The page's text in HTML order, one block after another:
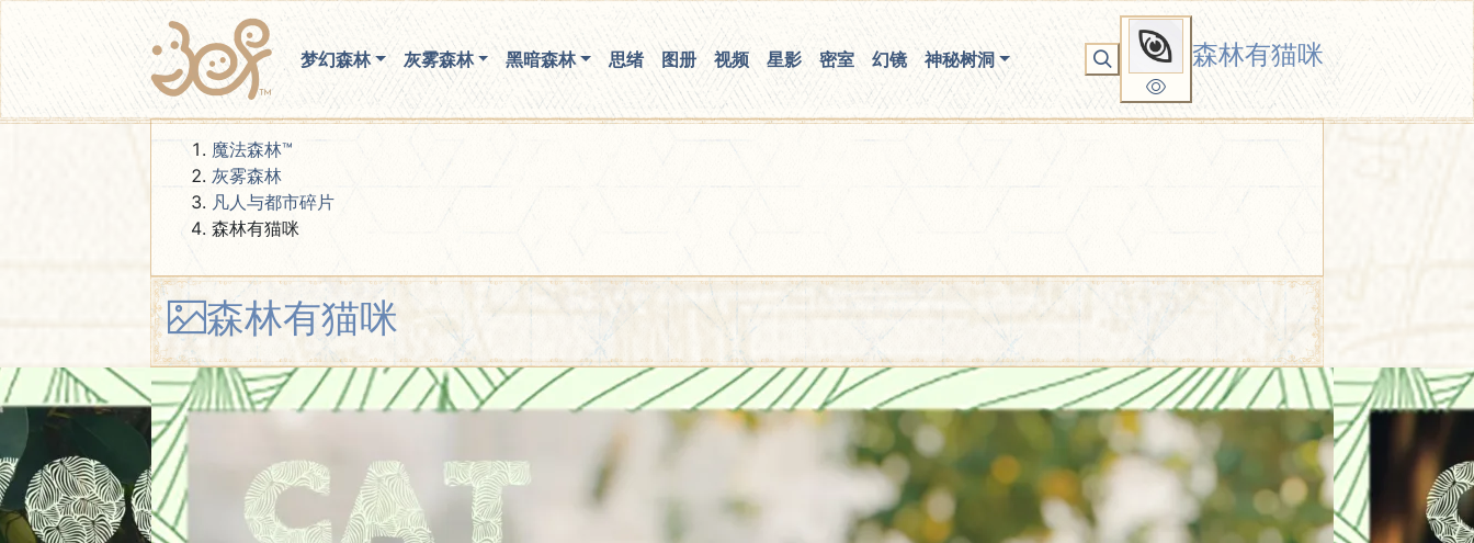
你无法看到我
梦幻森林 灰雾森林 黑暗森林 思绪 图册 视频 星影 密室 幻镜 神秘树洞 森林有猫咪
魔法森林™
灰雾森林
凡人与都市碎片
森林有猫咪
森林有猫咪